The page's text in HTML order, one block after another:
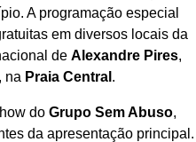
A programação especial
em diversos locais da
de Alexandre Pires,
, na Praia Central .
do Grupo Sem Abuso,
da apresentação principal.